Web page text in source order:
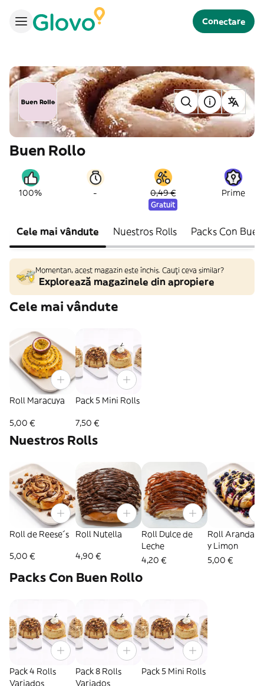
Conectare
Buen Rollo
100% - 0,49 €
Gratuit
Prime
Cele mai vândute Nuestros Rolls Packs Con
Momentan, acest magazin este închis. Cauți ceva similar?
Explorează magazinele din apropiere
Cele mai vândute
Roll Maracuya
5,00 €
Pack 5 Mini Rolls
7,50 €
Nuestros Rolls
Roll de Reese´s
5,00 €
Roll Nutella
4,90 €
Roll Dulce de
Leche
4,20 €
Roll
y Limon
5,00 €
Packs Con Buen Rollo
Pack 4 Rolls
Variados
Pack 8 Rolls
Variados
Pack 5 Mini Rolls